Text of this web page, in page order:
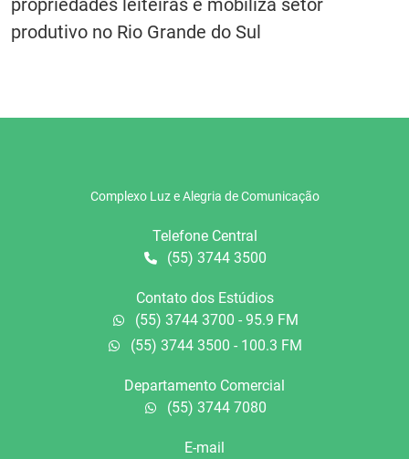
propriedades leiteiras e mobiliza setor
produtivo no Rio Grande do Sul
Complexo Luz e Alegria de Comunicação
Telefone Central
(55) 3744 3500
Contato dos Estúdios
(55) 3744 3700 - 95.9 FM
(55) 3744 3500 - 100.3 FM
Departamento Comercial
(55) 3744 7080
E-mail